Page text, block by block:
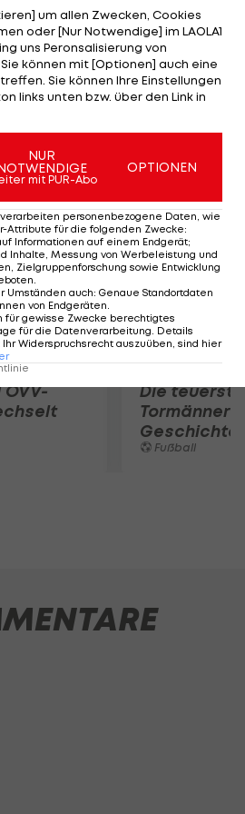
Ob es für einen
reicht, ist offen. Di
Viertelfinal-Partie gegen
Verletzung zu und
gegen die
Die
Tormänner
Geschichte
Fußball
um allen Zwecken, Cookies
oder [Nur Notwendige] im LAOLA1
uns Peronsalisierung von
können mit [Optionen] auch eine
Sie können Ihre Einstellungen
links unten bzw. über den Link in
NUR
mit PUR-Abo
OPTIONEN
verarbeiten personenbezogene Daten, wie
Attribute für die folgenden Zwecke:
Informationen auf einem Endgerät;
Inhalte, Messung von Werbeleistung und
Zielgruppenforschung sowie Entwicklung
.
Umständen auch: Genaue Standortdaten
von Endgeräten.
für gewisse Zwecke berechtigtes
für die Datenverarbeitung. Details
Widerspruchsrecht auszuüben, sind hier